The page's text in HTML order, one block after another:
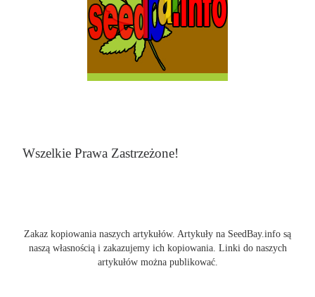
Wszelkie Prawa Zastrzeżone!
Zakaz kopiowania naszych artykułów. Artykuły na SeedBay.info są
naszą własnością i zakazujemy ich kopiowania. Linki do naszych
artykułów można publikować.